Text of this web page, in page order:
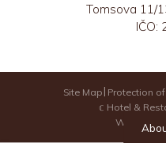
Tomsova 11/
IČO:
Site Map Protection
𝕔 Hotel &
Web